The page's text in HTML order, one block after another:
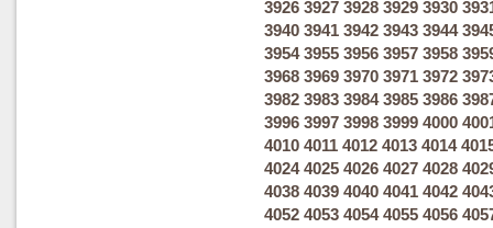
3926 3927 3928 3929 3930
3940 3941 3942 3943 3944
3954 3955 3956 3957 3958
3968 3969 3970 3971 3972
3982 3983 3984 3985 3986
3996 3997 3998 3999 4000
4010 4011 4012 4013 4014
4024 4025 4026 4027 4028
4038 4039 4040 4041 4042
4052 4053 4054 4055 4056